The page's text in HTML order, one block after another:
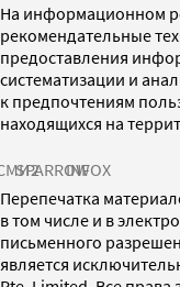
На информационном
рекомендательные
предоставления
систематизации и
к предпочтениям
находящихся на
SPARROWINFOX
Перепечатка
в том числе и в
письменного
является